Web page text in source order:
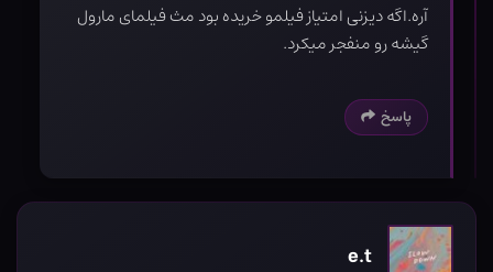
آره.اگه دیزنی امتیاز فیلمو خریده بود مث فیلمای مارول
گیشه رو منفجر میکرد.
پاسخ
e.t